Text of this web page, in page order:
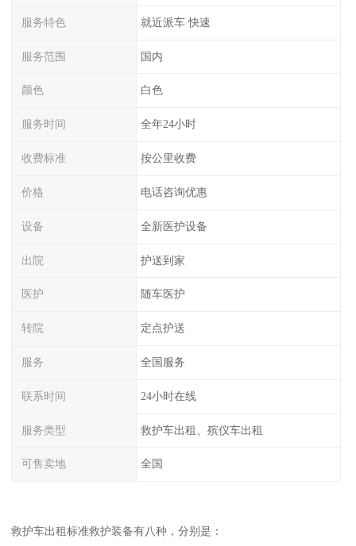
服务特色 就近派车 快速
服务范围 国内
颜色 白色
服务时间 全年24小时
收费标准 按公里收费
价格 电话咨询优惠
设备 全新医护设备
出院 护送到家
医护 随车医护
转院 定点护送
服务 全国服务
联系时间 24小时在线
服务类型 救护车出租、殡仪车出租
可售卖地 全国
救护车出租标准救护装备有八种，分别是：